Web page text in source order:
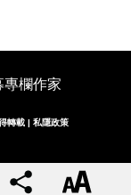
專欄作家
轉載 | 私隱政策